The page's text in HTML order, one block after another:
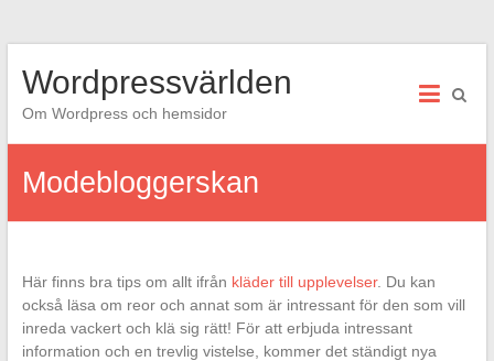
Wordpressvärlden
Om Wordpress och hemsidor
Modebloggerskan
Här finns bra tips om allt ifrån kläder till upplevelser. Du kan
också läsa om reor och annat som är intressant för den som vill
inreda vackert och klä sig rätt! För att erbjuda intressant
information och en trevlig vistelse, kommer det ständigt nya